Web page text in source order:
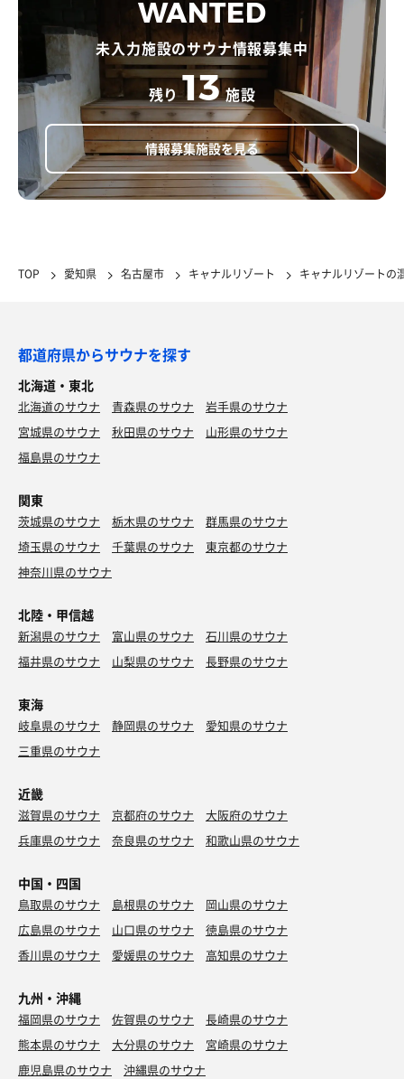
WANTED
未入力施設のサウナ情報募集中
残り 13 施設
情報募集施設を見る
TOP 愛知県 名古屋市 キャナルリゾート キャナルリゾートの
都道府県からサウナを探す
北海道・東北
北海道のサウナ 青森県のサウナ
岩手県のサウナ
宮城県のサウナ
秋田県のサウナ
山形県のサウナ
福島県のサウナ
関東
茨城県のサウナ 栃木県のサウナ
群馬県のサウナ
埼玉県のサウナ
千葉県のサウナ
東京都のサウナ
神奈川県のサウナ
北陸・甲信越
新潟県のサウナ 富山県のサウナ
石川県のサウナ
福井県のサウナ
山梨県のサウナ 長野県のサウナ
東海
岐阜県のサウナ 静岡県のサウナ
愛知県のサウナ
三重県のサウナ
近畿
滋賀県のサウナ 京都府のサウナ
大阪府のサウナ
兵庫県のサウナ
奈良県のサウナ 和歌山県のサウナ
中国・四国
鳥取県のサウナ 島根県のサウナ
岡山県のサウナ
広島県のサウナ
山口県のサウナ
徳島県のサウナ
香川県のサウナ
愛媛県のサウナ 高知県のサウナ
九州・沖縄
福岡県のサウナ 佐賀県のサウナ
長崎県のサウナ
熊本県のサウナ
大分県のサウナ
宮崎県のサウナ
鹿児島県のサウナ
沖縄県のサウナ